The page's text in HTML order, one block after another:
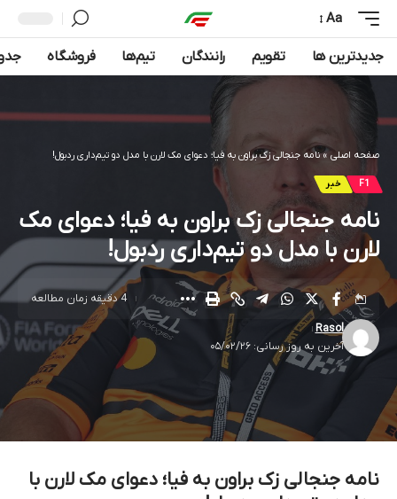
Aa
جدیدترین ها تقویم رانندگان تیم‌ها فروشگاه
صفحه اصلی » نامه جنجالی زک براون به فیا؛ دعوای مک‌ لارن با مدل دو تیم‌داری ردبول!
F1 خبر
نامه جنجالی زک براون به فیا؛ دعوای مک‌
لارن با مدل دو تیم‌داری ردبول!
آخرین به روز رسانی: ۰۵/۰۲/۲۶
Rasol
4 دقیقه زمان مطالعه
نامه جنجالی زک براون به فیا؛ دعوای مک‌ لارن با